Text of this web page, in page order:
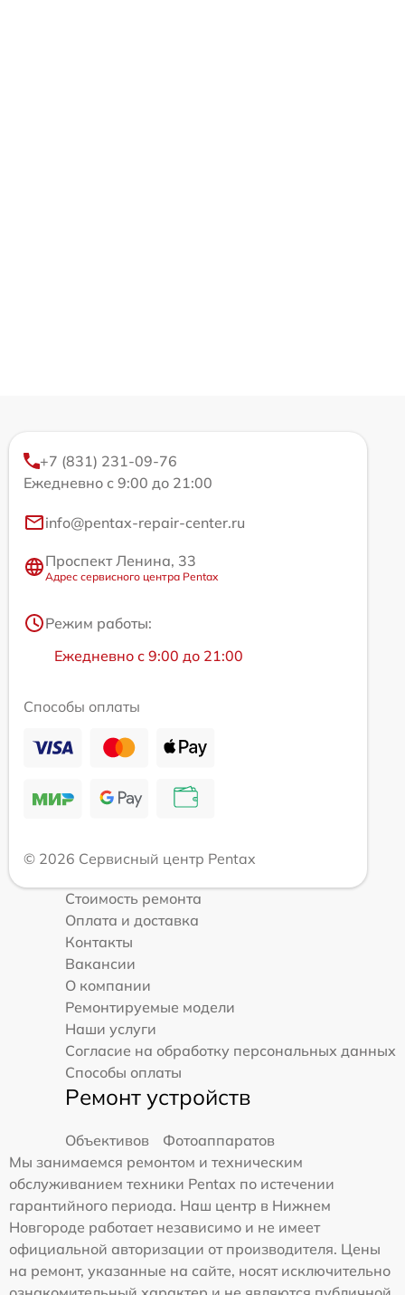
+7 (831) 231-09-76
Ежедневно с 9:00 до 21:00
info@pentax-repair-center.ru
Проспект Ленина, 33
Адрес сервисного центра Pentax
Режим работы:
Ежедневно с 9:00 до 21:00
Способы оплаты
© 2026 Сервисный центр Pentax
Стоимость ремонта
Оплата и доставка
Контакты
Вакансии
О компании
Ремонтируемые модели
Наши услуги
Согласие на обработку персональных данных
Способы оплаты
Ремонт устройств
Объективов
Фотоаппаратов
Мы занимаемся ремонтом и техническим
обслуживанием техники Pentax по истечении
гарантийного периода. Наш центр в Нижнем
Новгороде работает независимо и не имеет
официальной авторизации от производителя. Цены
на ремонт, указанные на сайте, носят исключительно